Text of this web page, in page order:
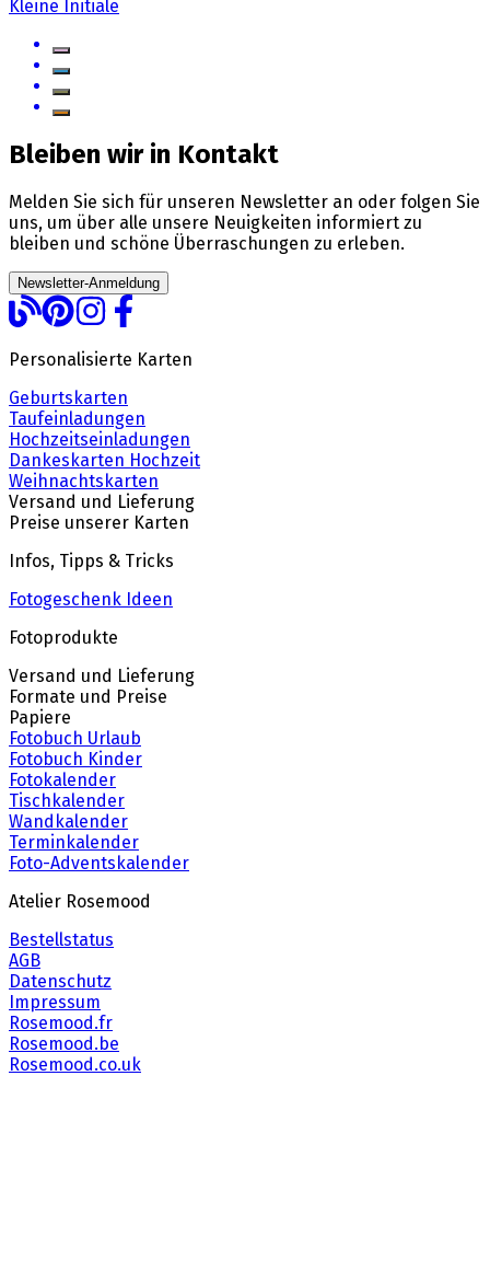
Kleine Initiale
Bleiben wir in Kontakt
Melden Sie sich für unseren Newsletter an oder folgen Sie
uns, um über alle unsere Neuigkeiten informiert zu
bleiben und schöne Überraschungen zu erleben.
Newsletter-Anmeldung
Personalisierte Karten
Geburtskarten
Taufeinladungen
Hochzeitseinladungen
Dankeskarten Hochzeit
Weihnachtskarten
Versand und Lieferung
Preise unserer Karten
Infos, Tipps & Tricks
Fotogeschenk Ideen
Fotoprodukte
Versand und Lieferung
Formate und Preise
Papiere
Fotobuch Urlaub
Fotobuch Kinder
Fotokalender
Tischkalender
Wandkalender
Terminkalender
Foto-Adventskalender
Atelier Rosemood
Bestellstatus
AGB
Datenschutz
Impressum
Rosemood.fr
Rosemood.be
Rosemood.co.uk